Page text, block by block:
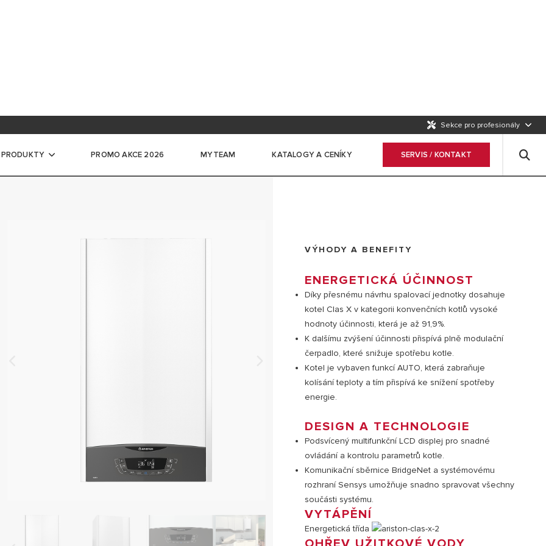
Sekce pro profesionály
ZÁSOBNÍKOVÉ OHŘÍVAČE VODY
ZÁSOBNÍKY
OHŘÍVAČE VODY
PROMO AKCE 2026 MYTEAM KATALOGY A CENÍKY SERVIS / KONTAKT
VÝHODY A BENEFITY
ENERGETICKÁ ÚČINNOST
Díky přesnému návrhu spalovací jednotky dosahuje
kotel Clas X v kategorii konvenčních kotlů vysoké
hodnoty účinnosti, která je až 91,9%.
K dalšímu zvýšení účinnosti přispívá plně modulační
čerpadlo, které snižuje spotřebu kotle.
Kotel je vybaven funkcí AUTO, která zabraňuje
kolísání teploty a tím přispívá ke snížení spotřeby
energie.
DESIGN A TECHNOLOGIE
Podsvícený multifunkční LCD displej pro snadné
ovládání a kontrolu parametrů kotle.
Komunikační sběrnice BridgeNet a systémovému
rozhraní Sensys umožňuje snadno spravovat všechny
součásti systému.
VYTÁPĚNÍ
Energetická třída